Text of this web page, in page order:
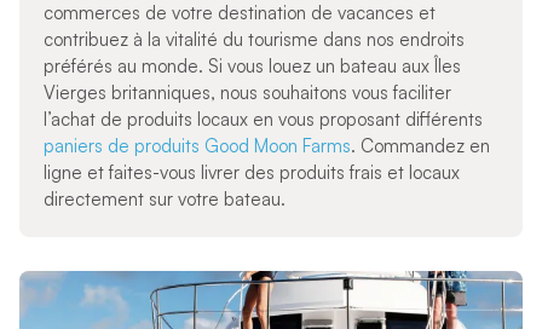
commerces de votre destination de vacances et
contribuez à la vitalité du tourisme dans nos endroits
préférés au monde. Si vous louez un bateau aux Îles
Vierges britanniques, nous souhaitons vous faciliter
l’achat de produits locaux en vous proposant différents
paniers de produits Good Moon Farms. Commandez en
ligne et faites-vous livrer des produits frais et locaux
directement sur votre bateau.